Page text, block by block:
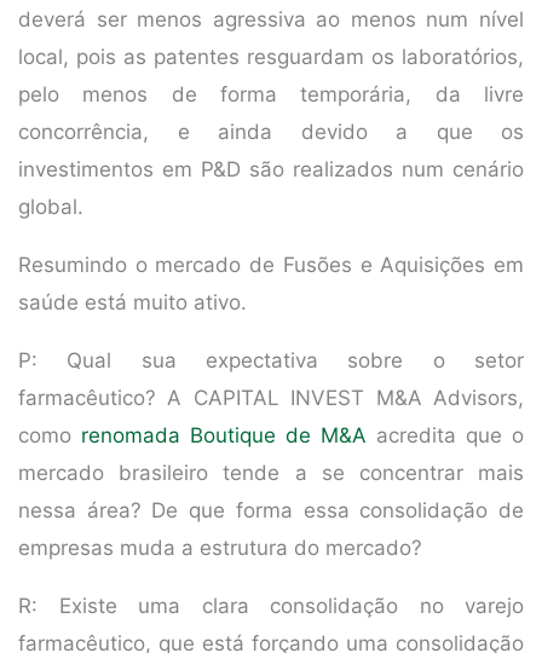
deverá ser menos agressiva ao menos num nível
local, pois as patentes resguardam os laboratórios,
pelo menos de forma temporária, da livre
concorrência, e ainda devido a que os
investimentos em P&D são realizados num cenário
global.
Resumindo o mercado de Fusões e Aquisições em
saúde está muito ativo.
P: Qual sua expectativa sobre o setor
farmacêutico? A CAPITAL INVEST M&A Advisors,
como renomada Boutique de M&A acredita que o
mercado brasileiro tende a se concentrar mais
nessa área? De que forma essa consolidação de
empresas muda a estrutura do mercado?
R: Existe uma clara consolidação no varejo
farmacêutico, que está forçando uma consolidação